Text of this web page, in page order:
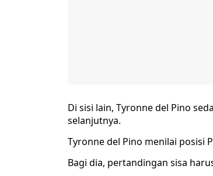
Di sisi lain, Tyronne del Pino
selanjutnya.
Tyronne del Pino menilai posisi
Bagi dia, pertandingan sisa